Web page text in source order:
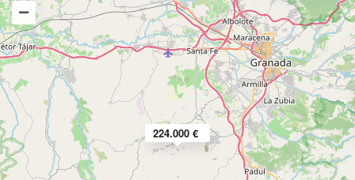
224.000 €